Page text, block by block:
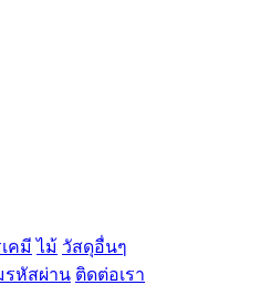
คมี ไม้ วัสดุอื่นๆ
รหัสผ่าน ติดต่อเรา